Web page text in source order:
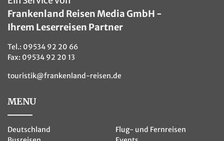
Frankenland Reisen Media GmbH -
Ihrem Leserreisen Partner
Tel.: 09534 92 20 66
Fax: 09534 92 20 13
touristik@frankenland-reisen.de
MENU
Deutschland
Flug- und Fernreisen